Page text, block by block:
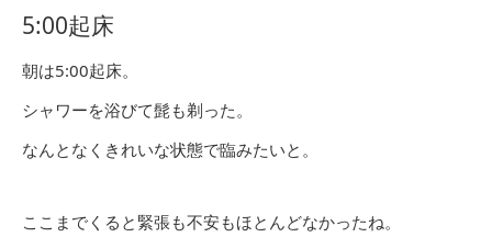
5:00起床
朝は5:00起床。
シャワーを浴びて髭も剃った。
なんとなくきれいな状態で臨みたいと。
ここまでくると緊張も不安もほとんどなかったね。